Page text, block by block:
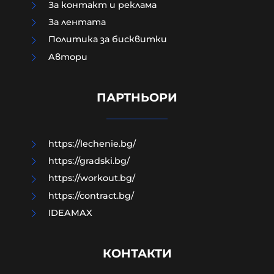
ПРЕД НАС СА БЛЕСНАЛИ ЖИТАТА
За контакт и реклама
За лентата
Политика за бисквитки
Aвтори
ПАРТНЬОРИ
https://lechenie.bg/
https://gradski.bg/
https://workout.bg/
https://contract.bg/
IDEAMAX
КОНТАКТИ